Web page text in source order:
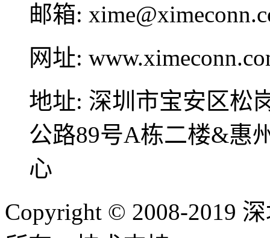
邮箱:
网址:
地址: 深圳市宝安区松
公路89号A栋二楼&惠
心
Copyright © 2008-2019